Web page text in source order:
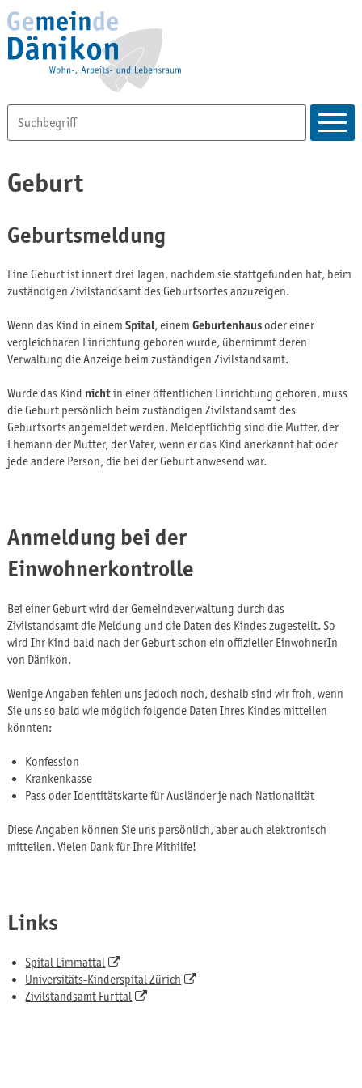
Geburt
Geburtsmeldung
Eine Geburt ist innert drei Tagen, nachdem sie stattgefunden hat, beim
zuständigen Zivilstandsamt des Geburtsortes anzuzeigen.
Wenn das Kind in einem Spital, einem Geburtenhausoder einer
vergleichbaren Einrichtung geboren wurde, übernimmt deren
Verwaltung die Anzeige beim zuständigen Zivilstandsamt.
Wurde das Kind nichtin einer öffentlichen Einrichtung geboren, muss
die Geburt persönlich beim zuständigen Zivilstandsamt des
Geburtsorts angemeldet werden. Meldepflichtig sind die Mutter, der
Ehemann der Mutter, der Vater, wenn er das Kind anerkannt hat oder
jede andere Person, die bei der Geburt anwesend war.
Anmeldung bei der
Einwohnerkontrolle
Bei einer Geburt wird der Gemeindeverwaltung durch das
Zivilstandsamt die Meldung und die Daten des Kindes zugestellt. So
wird Ihr Kind bald nach der Geburt schon ein offizieller EinwohnerIn
von Dänikon.
Wenige Angaben fehlen uns jedoch noch, deshalb sind wir froh, wenn
Sie uns so bald wie möglich folgende Daten Ihres Kindes mitteilen
könnten:
Konfession
Krankenkasse
Pass oder Identitätskarte für Ausländer je nach Nationalität
Diese Angaben können Sie uns persönlich, aber auch elektronisch
mitteilen. Vielen Dank für Ihre Mithilfe!
Links
Spital Limmattal
Universitäts-Kinderspital Zürich
Zivilstandsamt Furttal